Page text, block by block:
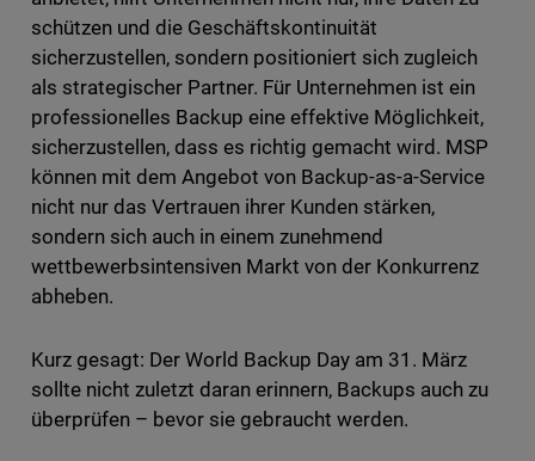
schützen und die Geschäftskontinuität
sicherzustellen, sondern positioniert sich zugleich
als strategischer Partner. Für Unternehmen ist ein
professionelles Backup eine effektive Möglichkeit,
sicherzustellen, dass es richtig gemacht wird. MSP
können mit dem Angebot von Backup-as-a-Service
nicht nur das Vertrauen ihrer Kunden stärken,
sondern sich auch in einem zunehmend
wettbewerbsintensiven Markt von der Konkurrenz
abheben.
Kurz gesagt: Der World Backup Day am 31. März
sollte nicht zuletzt daran erinnern, Backups auch zu
überprüfen – bevor sie gebraucht werden.